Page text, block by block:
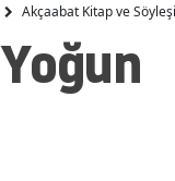
Akçaabat Kitap ve Söyleşi